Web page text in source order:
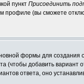
пункт Присоединить
(вы сможете
формы для
(чтобы добавить вариант
ответа, оно